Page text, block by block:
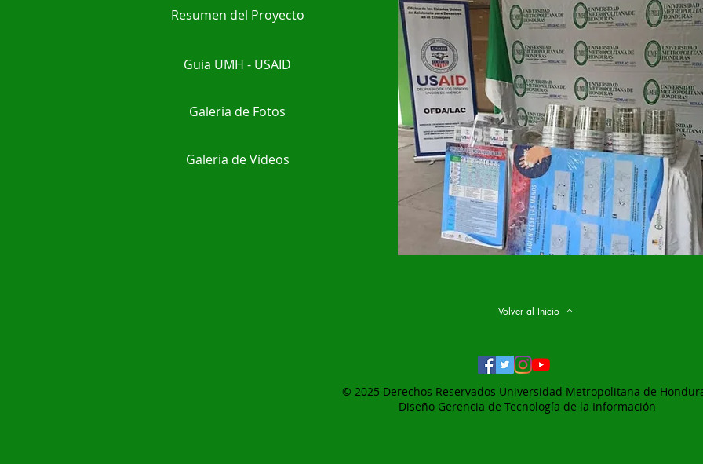
Resumen del Proyecto
Guia UMH - USAID
Galeria de Fotos
Galeria de Vídeos
Volver al Inicio
© 2025 Derechos Reservados Universidad Metropolitana de
Diseño Gerencia de Tecnología de la Información